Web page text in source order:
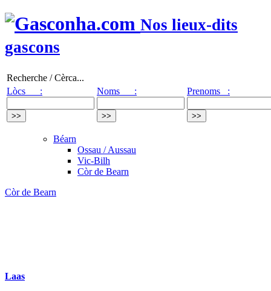
Nos lieux-dits
gascons
Recherche / Cèrca...
Lòcs :
Noms : Prenoms :
Béarn
Ossau / Aussau
Vic-Bilh
Còr de Bearn
Còr de Bearn
Laas